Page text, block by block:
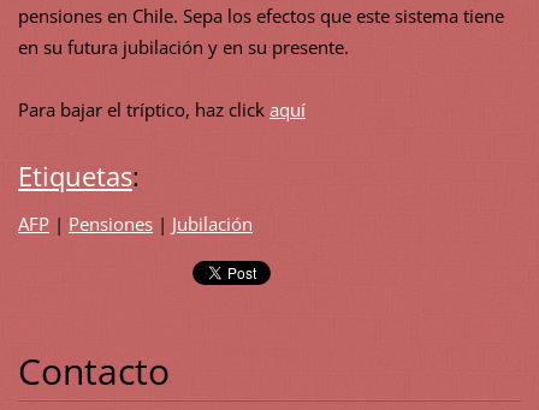
pensiones en Chile. Sepa los efectos que este sistema tiene
en su futura jubilación y en su presente.
Para bajar el tríptico, haz click aquí
Etiquetas:
AFP | Pensiones | Jubilación
Contacto